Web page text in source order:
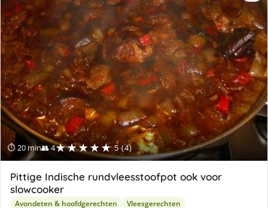
⏱ 20 min👥 4★★★★★ 5 (4)
Pittige Indische rundvleesstoofpot ook voor
slowcooker
Avondeten & hoofdgerechten Vleesgerechten